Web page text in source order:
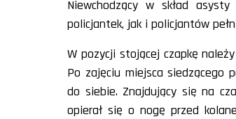
Niewchodzący w skład
policjantek, jak i policjantów
W pozycji stojącej czapkę
Po zajęciu miejsca siedzącego
do siebie. Znajdujący się na
opierał się o nogę przed